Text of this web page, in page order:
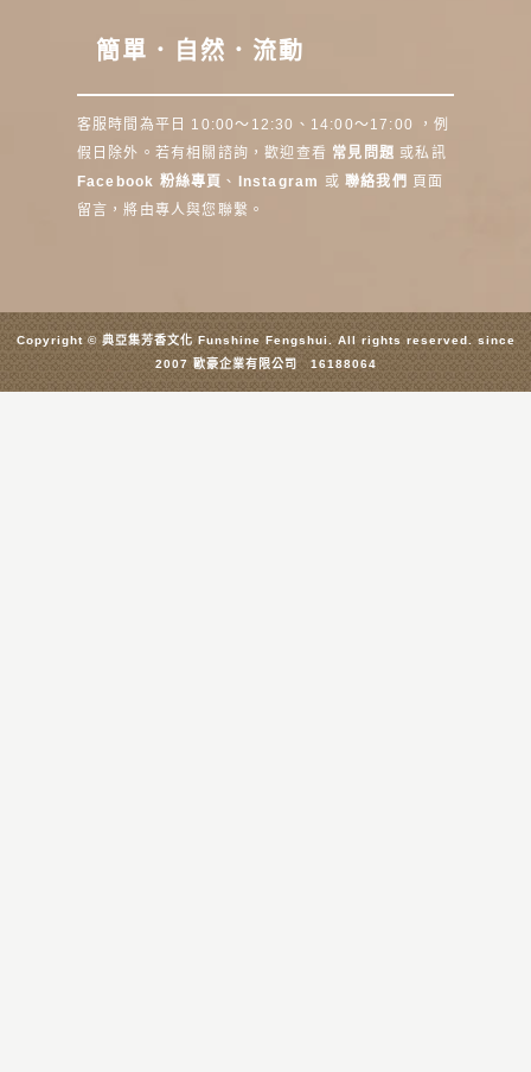
簡單．自然．流動
客服時間為平日 10:00～12:30、14:00～17:00 ，例
假日除外。若有相關諮詢，歡迎查看 常見問題 或私訊
Facebook 粉絲專頁 、 Instagram 或聯絡我們
頁面
留言，將由專人與您聯繫。
Copyright © 典亞集芳香文化 Funshine Fengshui. All rights reserved. since
2007 歐豪企業有限公司 16188064